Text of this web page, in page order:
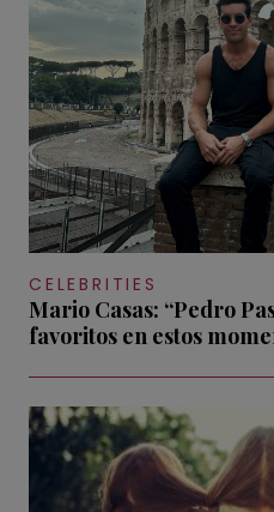
CELEBRITIES
Mario Casas: “Pedro
favoritos en estos